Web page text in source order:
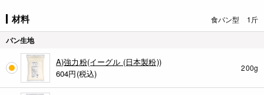
材料 食パン型 1斤
パン生地
A)強力粉(イーグル (日本製粉))
604円(税込)
200g